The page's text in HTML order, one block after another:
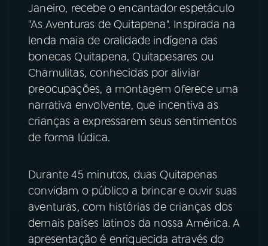
07ÚLTIMAS
PRÊMIO RÁDIO MEC
ACOMPANHE A RÁDIO MEC
YouTube Facebook
TikTok
Janeiro, recebe o encantador espetáculo
"As Aventuras de Quitapena". Inspirada na
lenda maia de oralidade indígena das
bonecas Quitapena, Quitapesares ou
Chamulitas, conhecidas por aliviar
preocupações, a montagem oferece uma
narrativa envolvente, que incentiva as
crianças a expressarem seus sentimentos
de forma lúdica.
Durante 45 minutos, duas Quitapenas
convidam o público a brincar e ouvir suas
aventuras, com histórias de crianças dos
demais países latinos da nossa América. A
apresentação é enriquecida através do